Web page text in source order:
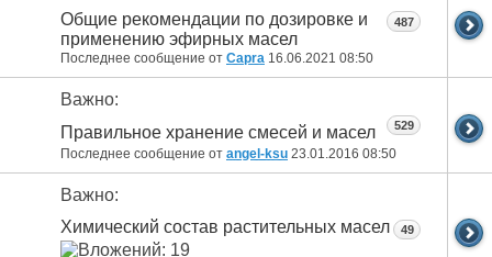
Общие рекомендации по дозировке и
применению эфирных масел
Последнее сообщение от Capra 16.06.2021 08:50
487
Важно:
Правильное хранение смесей и масел
Последнее сообщение от angel-ksu 23.01.2016 08:50
529
Важно:
Химический состав растительных масел
49